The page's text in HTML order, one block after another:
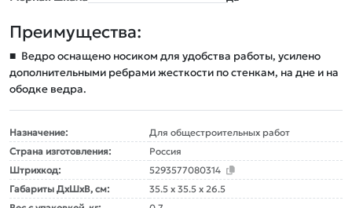
Преимущества:
■ Ведро оснащено носиком для удобства работы, усилено
дополнительными ребрами жесткости по стенкам, на дне и на
ободке ведра.
Назначение:
Для общестроительных работ
Страна изготовления:
Россия
Штрихкод:
5293577080314
Габариты ДxШxВ, см:
35.5 x 35.5 x 26.5